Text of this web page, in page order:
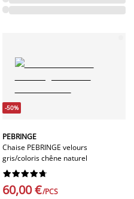
-50%
PEBRINGE
Chaise PEBRINGE velours
gris/coloris chêne naturel






60,00 €/PCS